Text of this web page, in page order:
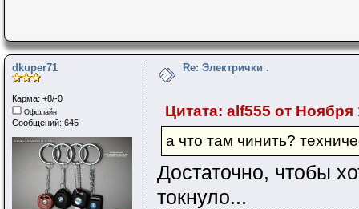
dkuper71
Карма: +8/-0
Оффлайн
Сообщений: 645
Re: Электрички .
Цитата: alf555 от Ноября
а что там чинить?
Достаточно, чтобы
токнуло...